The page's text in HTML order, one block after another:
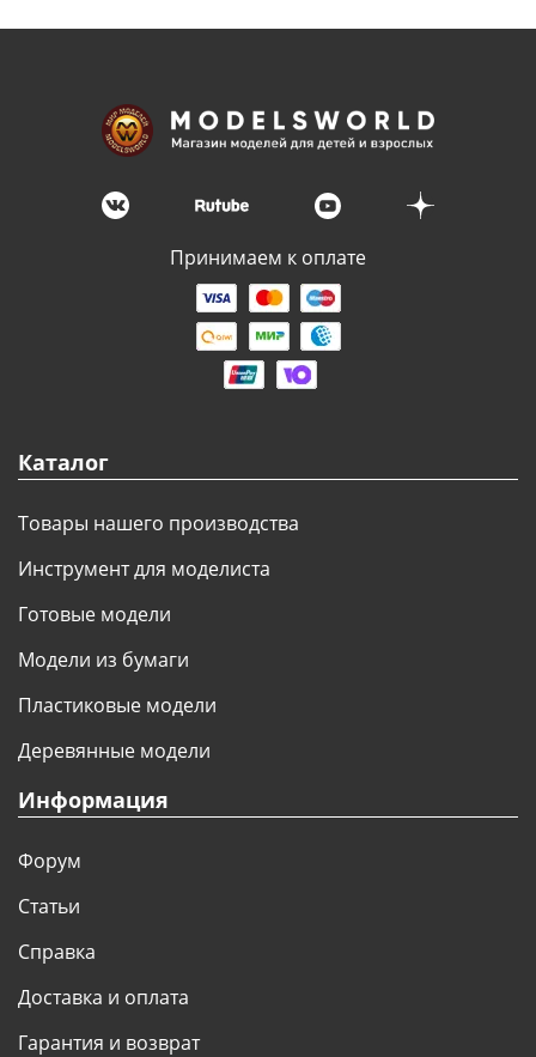
Принимаем к оплате
Каталог
Товары нашего производства
Инструмент для моделиста
Готовые модели
Модели из бумаги
Пластиковые модели
Деревянные модели
Информация
Форум
Статьи
Справка
Доставка и оплата
Гарантия и возврат